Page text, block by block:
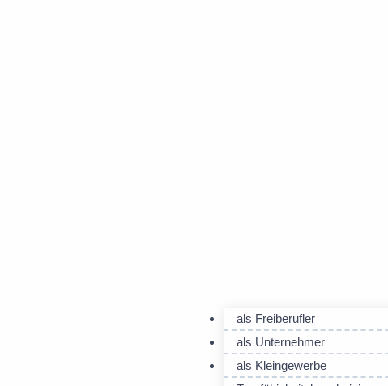
als Freiberufler
als Unternehmer
als Kleingewerbe